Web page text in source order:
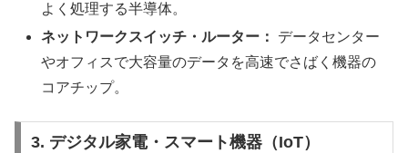
よく処理する半導体。
ネットワークスイッチ・ルーター：
データセンター
やオフィスで大容量のデータを高速でさばく機器の
コアチップ。
3. デジタル家電・スマート機器（IoT）